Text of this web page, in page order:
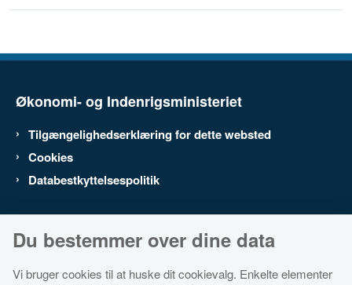
Økonomi- og Indenrigsministeriet
Tilgængelighedserklæring for dette websted
Cookies
Databestkyttelsespolitik
Du bestemmer over dine data
Vi bruger cookies til at huske dit cookievalg. Enkelte elementer